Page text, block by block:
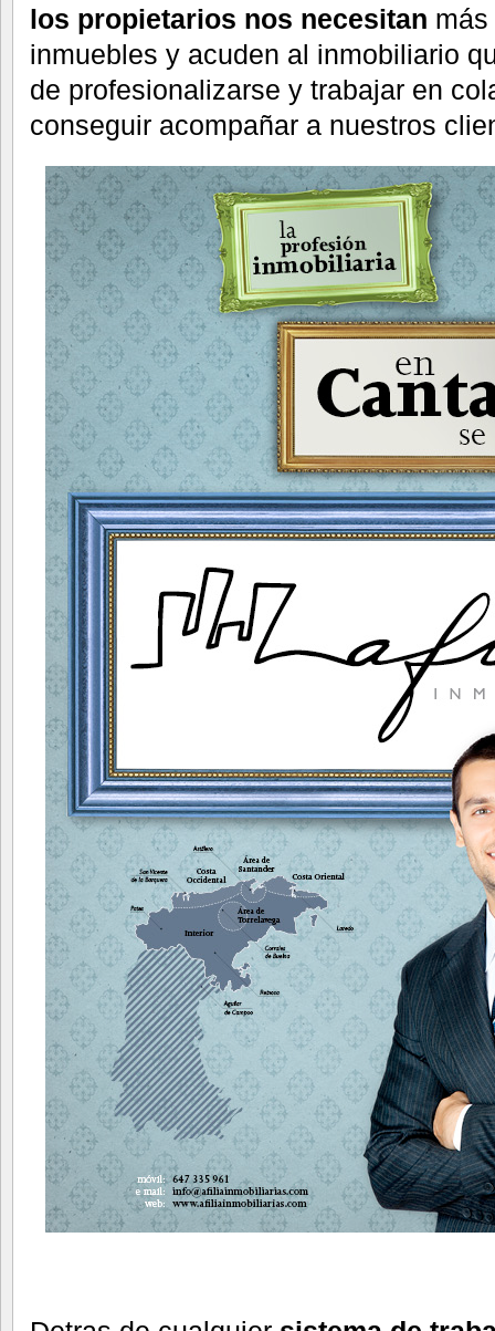
los propietarios nos necesitan
inmuebles y acuden al inmobiliario
de profesionalizarse y trabajar en
conseguir acompañar a nuestros